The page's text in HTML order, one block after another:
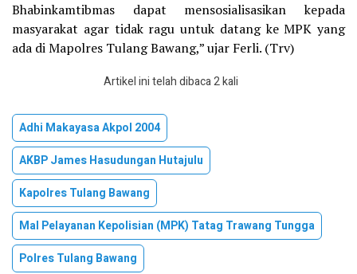
Bhabinkamtibmas dapat mensosialisasikan kepada
masyarakat agar tidak ragu untuk datang ke MPK yang
ada di Mapolres Tulang Bawang,” ujar Ferli. (Trv)
Artikel ini telah dibaca 2 kali
Adhi Makayasa Akpol 2004
AKBP James Hasudungan Hutajulu
Kapolres Tulang Bawang
Mal Pelayanan Kepolisian (MPK) Tatag Trawang Tungga
Polres Tulang Bawang